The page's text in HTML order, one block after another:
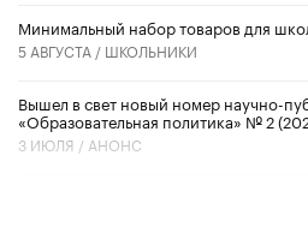
Минимальный набор товаров для
5 АВГУСТА / ШКОЛЬНИКИ
Вышел в свет новый номер научно-
«Образовательная политика» № 2
3 ИЮЛЯ / АНОНС